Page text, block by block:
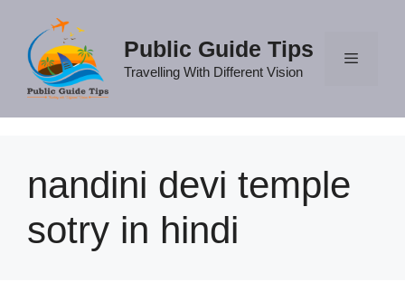
content
Public Guide Tips
Travelling With Different Vision
nandini devi temple
sotry in hindi